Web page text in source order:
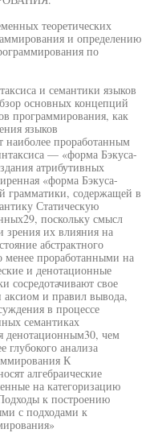
теоретических
и определению
по
и семантики языков
основных концепций
программирования, как
языков
проработанным
— «форма Бэкуса-
атрибутивных
«форма Бэкуса-
грамматики, содержащей в
Статическую
поскольку смысл
зрения их влияния на
абстрактного
проработанными на
и денотационные
сосредотачивают свое
и правил вывода,
в процессе
семантиках
денотационным30, чем
глубокого анализа
К
алгебраические
на категоризацию
к построению
с подходами к